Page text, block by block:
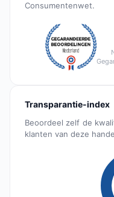
Consumentenwet.
Transparantie-index
Beoordeel zelf de
klanten van deze